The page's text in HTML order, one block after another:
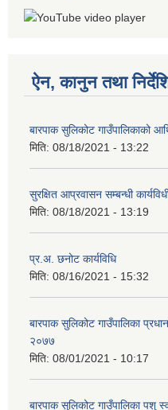
ऐन, कानुन तथा
बारपाक सुलिकोट गाउँपालिकाको
मिति: 08/18/2021 - 13:22
सुरक्षित आप्रवासन सम्बन्धी
मिति: 08/18/2021 - 13:19
प्र.अ. छनोट कार्यविधि
मिति: 08/16/2021 - 15:32
बारपाक सुलिकोट गाउँपालिका
२०७७
मिति: 08/01/2021 - 10:17
बारपाक सुलिकोट गाउँपालिका पशु